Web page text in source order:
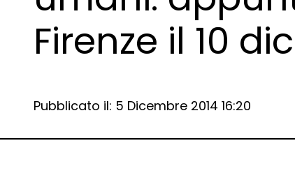
Firenze il 10
Data e ora:
Pubblicato il: 5 Dicembre 2014 16:20